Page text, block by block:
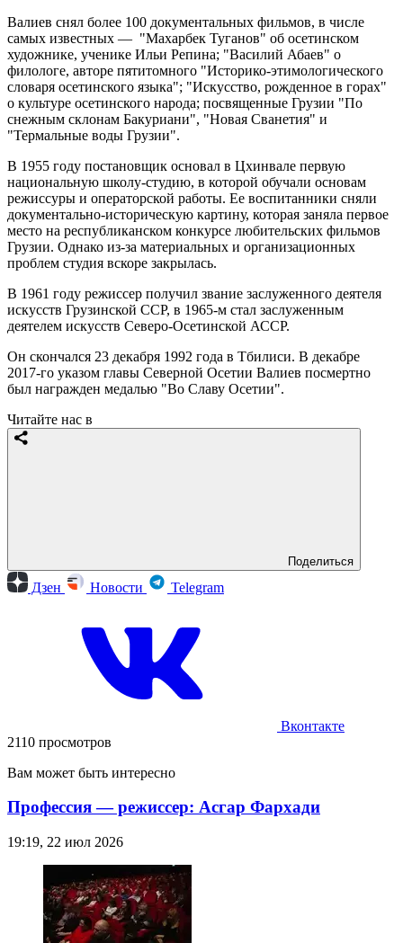
Валиев снял более 100 документальных фильмов, в числе
самых известных — "Махарбек Туганов" об осетинском
художнике, ученике Ильи Репина; "Василий Абаев" о
филологе, авторе пятитомного "Историко-этимологического
словаря осетинского языка"; "Искусство, рожденное в горах"
о культуре осетинского народа; посвященные Грузии "По
снежным склонам Бакуриани", "Новая Сванетия" и
"Термальные воды Грузии".
В 1955 году постановщик основал в Цхинвале первую
национальную школу-студию, в которой обучали основам
режиссуры и операторской работы. Ее воспитанники сняли
документально-историческую картину, которая заняла первое
место на республиканском конкурсе любительских фильмов
Грузии. Однако из-за материальных и организационных
проблем студия вскоре закрылась.
В 1961 году режиссер получил звание заслуженного деятеля
искусств Грузинской ССР, в 1965-м стал заслуженным
деятелем искусств Северо-Осетинской АССР.
Он скончался 23 декабря 1992 года в Тбилиси. В декабре
2017-го указом главы Северной Осетии Валиев посмертно
был награжден медалью "Во Славу Осетии".
Читайте нас в
Поделиться
Дзен Новости Telegram
Вконтакте
2110 просмотров
Вам может быть интересно
Профессия — режиссер: Асгар Фархади
19:19, 22 июл 2026